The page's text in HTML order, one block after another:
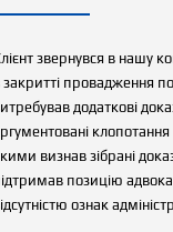
звернувся в нашу
закритті провадження
додаткові
визнав зібрані
позицію
ознак